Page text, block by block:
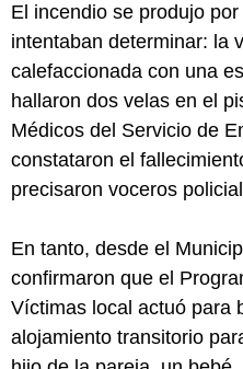
El incendio se produjo
intentaban determinar: la
calefaccionada con una
hallaron dos velas en el
Médicos del Servicio de
constataron el
precisaron voceros
En tanto, desde el
confirmaron que el
Víctimas local actuó para
alojamiento transitorio